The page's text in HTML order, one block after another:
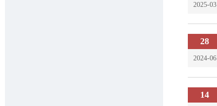
2025-03
28
2024-06
14